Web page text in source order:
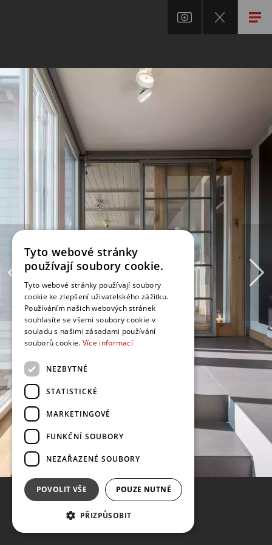
Tyto webové stránky
používají soubory cookie.
Tyto webové stránky používají soubory
cookie ke zlepšení uživatelského zážitku.
Používáním našich webových stránek
souhlasíte se všemi soubory cookie v
souladu s našimi zásadami používání
souborů cookie. Více informací
NEZBYTNÉ
STATISTICKÉ
MARKETINGOVÉ
FUNKČNÍ SOUBORY
NEZAŘAZENÉ SOUBORY
POVOLIT VŠE POUZE NUTNÉ
PŘIZPŮSOBIT